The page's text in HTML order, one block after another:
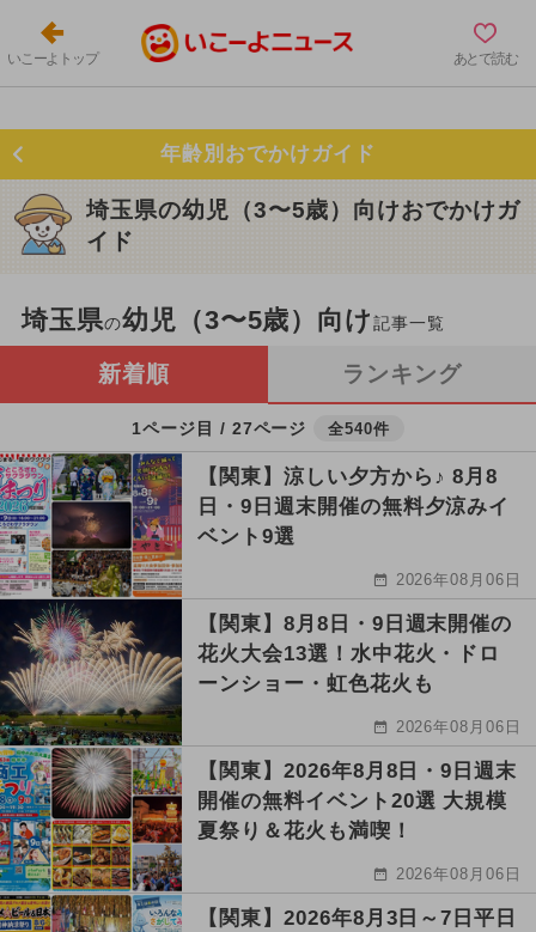
いこーよトップ あとで読む
年齢別おでかけガイド
埼玉県の幼児（3〜5歳）向けおでかけガ
イド
埼玉県の幼児（3〜5歳）向け記事一覧
新着順 ランキング
1ページ目 / 27ページ 全540件
【関東】涼しい夕方から♪ 8月8
日・9日週末開催の無料夕涼みイ
ベント9選
2026年08月06日
【関東】8月8日・9日週末開催の
花火大会13選！水中花火・ドロ
ーンショー・虹色花火も
2026年08月06日
【関東】2026年8月8日・9日週末
開催の無料イベント20選 大規模
夏祭り＆花火も満喫！
2026年08月06日
【関東】2026年8月3日～7日平日